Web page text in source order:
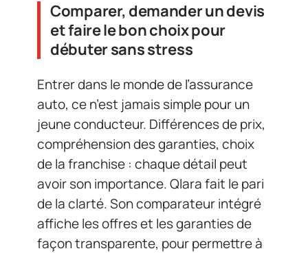
Comparer, demander un devis
et faire le bon choix pour
débuter sans stress
Entrer dans le monde de l’assurance
auto, ce n’est jamais simple pour un
jeune conducteur. Différences de prix,
compréhension des garanties, choix
de la franchise : chaque détail peut
avoir son importance. Qlara fait le pari
de la clarté. Son comparateur intégré
affiche les offres et les garanties de
façon transparente, pour permettre à